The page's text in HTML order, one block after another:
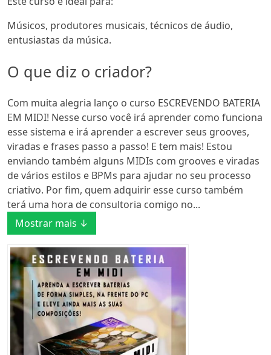
Músicos, produtores musicais, técnicos de áudio,
entusiastas da música.
O que diz o criador?
Com muita alegria lanço o curso ESCREVENDO BATERIA
EM MIDI! Nesse curso você irá aprender como funciona
esse sistema e irá aprender a escrever seus grooves,
viradas e frases passo a passo! E tem mais! Estou
enviando também alguns MIDIs com grooves e viradas
de vários estilos e BPMs para ajudar no seu processo
criativo. Por fim, quem adquirir esse curso também
terá uma hora de consultoria comigo no...
Mostrar mais ↓